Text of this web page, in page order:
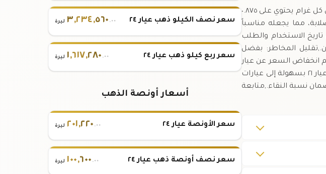
سعر جرام الذهب عيار ٢١ يُحدث كل دقيقة لتقديم أحدث القيم في السوق التركي.,عيار ٢١ يعني أن كل غرام يحتوي على ٠.٨٧٥
النقاء والصلابة، مما يجعله مناسباً
العربية وتركيا بفضل تاريخ الاستخدام والطلب
المخاطر: بفضل
بعيار ٢٤.,القيمة الاستثمارية: رغم انخفاض السعر عن عيار
٢٤، يبقى عيار ٢١ خياراً جذاباً للمتوسطين الباحثين عن توازن بين السعر والملمس.,يمكن تحويل عيار ٢١ بسهولة إلى عيارات
إلى صائغ متخصص.,تتوفر في الأسواق التركية شهادات توثيق (مثال: ٨٧٥) لضمان نسبة النقاء.,متابعة
سعر نصف الكيلو ذهب عيار ٢٤ ٣,٢٣٤,٥٦٠ .٠٠ ليرة
سعر ربع كيلو ذهب عيار ٢٤ ١,٦١٧,٢٨٠ .٠٠ ليرة
أسعار أونصة الذهب
سعر الأونصة عيار ٢٤ ٢٠١,٢٢٠ .٠٠ ليرة
سعر نصف أونصة ذهب عيار ٢٤ ١٠٠,٦٠٠ .٠٠ ليرة